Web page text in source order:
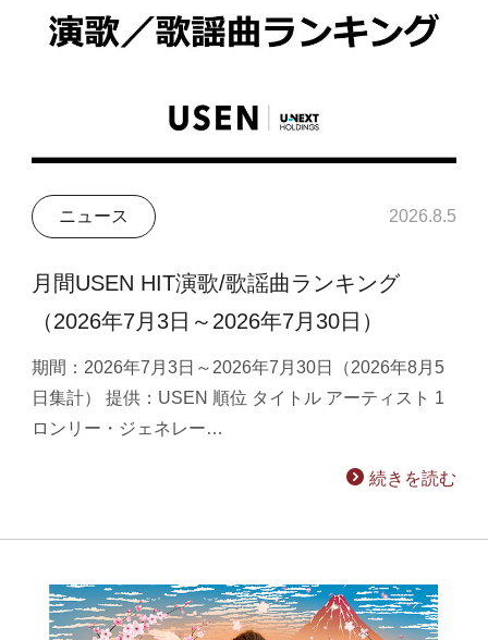
ニュース 2026.8.5
月間USEN HIT演歌/歌謡曲ランキング
（2026年7月3日～2026年7月30日）
期間：2026年7月3日～2026年7月30日（2026年8月5
日集計） 提供：USEN 順位 タイトル アーティスト 1
ロンリー・ジェネレー…
続きを読む